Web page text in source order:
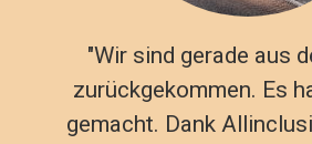
"Wir sind gerade aus
zurückgekommen. Es
gemacht. Dank